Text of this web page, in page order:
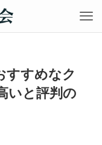
すすめなク
いと評判の